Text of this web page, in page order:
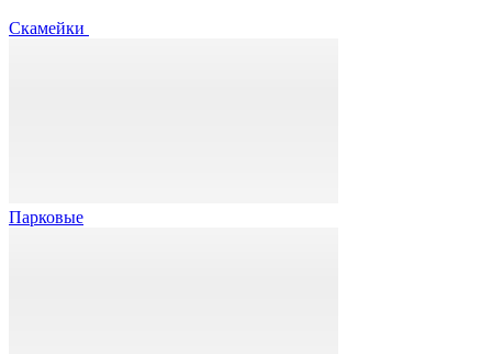
Скамейки
Парковые